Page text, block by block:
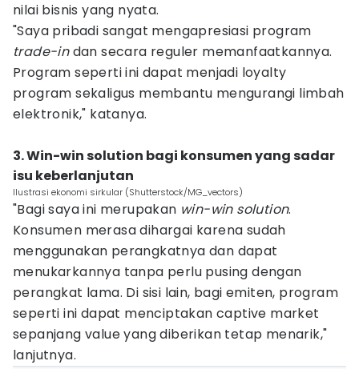
nilai bisnis yang nyata.
"Saya pribadi sangat mengapresiasi program
trade-indan secara reguler memanfaatkannya.
Program seperti ini dapat menjadi loyalty
program sekaligus membantu mengurangi limbah
elektronik," katanya.
3. Win-win solution bagi konsumen yang sadar
isu keberlanjutan
Ilustrasi ekonomi sirkular (Shutterstock/MG_vectors)
"Bagi saya ini merupakan win-win solution.
Konsumen merasa dihargai karena sudah
menggunakan perangkatnya dan dapat
menukarkannya tanpa perlu pusing dengan
perangkat lama. Di sisi lain, bagi emiten, program
seperti ini dapat menciptakan captive market
sepanjang value yang diberikan tetap menarik,"
lanjutnya.